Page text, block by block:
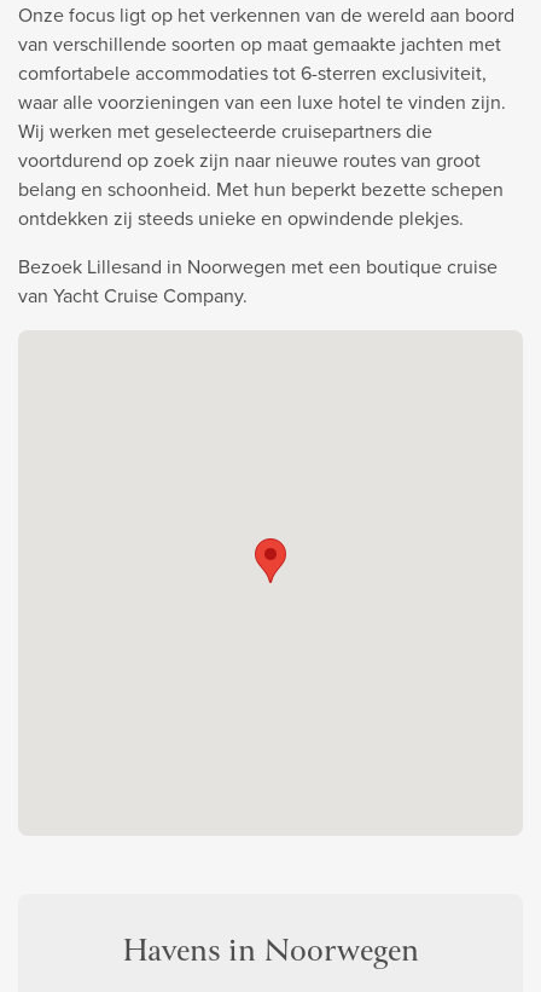
Onze focus ligt op het verkennen van de wereld aan boord
van verschillende soorten op maat gemaakte jachten met
comfortabele accommodaties tot 6-sterren exclusiviteit,
waar alle voorzieningen van een luxe hotel te vinden zijn.
Wij werken met geselecteerde cruisepartners die
voortdurend op zoek zijn naar nieuwe routes van groot
belang en schoonheid. Met hun beperkt bezette schepen
ontdekken zij steeds unieke en opwindende plekjes.
Bezoek Lillesand in Noorwegen met een boutique cruise
van Yacht Cruise Company.
Havens in Noorwegen